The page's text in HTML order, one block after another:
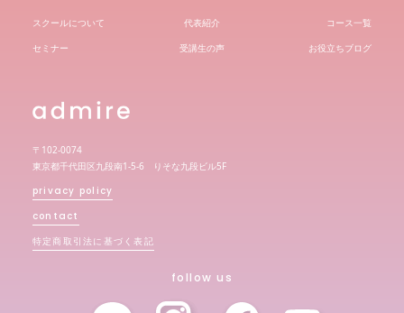
スクールについて 代表紹介
コース一覧
セミナー
受講生の声 お役立ちブログ
〒102-0074
東京都千代田区九段南1-5-6 りそな九段ビル5F
privacy policy
contact
特定商取引法に基づく表記
follow us